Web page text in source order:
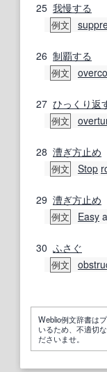
25 我慢する
例文
26 制覇する
例文
27 ひっくり返
例文
28 漕ぎ方止め
例文 Stop
29 漕ぎ方止め
例文 Easy
30 ふさぐ
例文
Weblio例文辞書は
いるため、不適切
ださいませ。